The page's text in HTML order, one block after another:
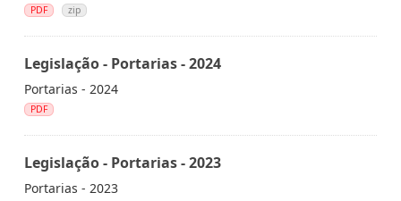
PDF zip
Legislação - Portarias - 2024
Portarias - 2024
PDF
Legislação - Portarias - 2023
Portarias - 2023